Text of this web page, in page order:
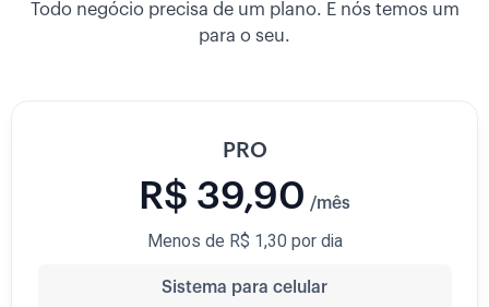
Todo negócio precisa de um plano. E nós temos um
para o seu.
PRO
R$ 39,90 /mês
Menos de R$ 1,30 por dia
Sistema para celular